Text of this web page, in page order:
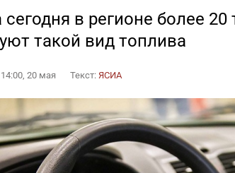
сегодня в регионе более
такой вид топлива
14:00, 20 мая Текст: ЯСИА